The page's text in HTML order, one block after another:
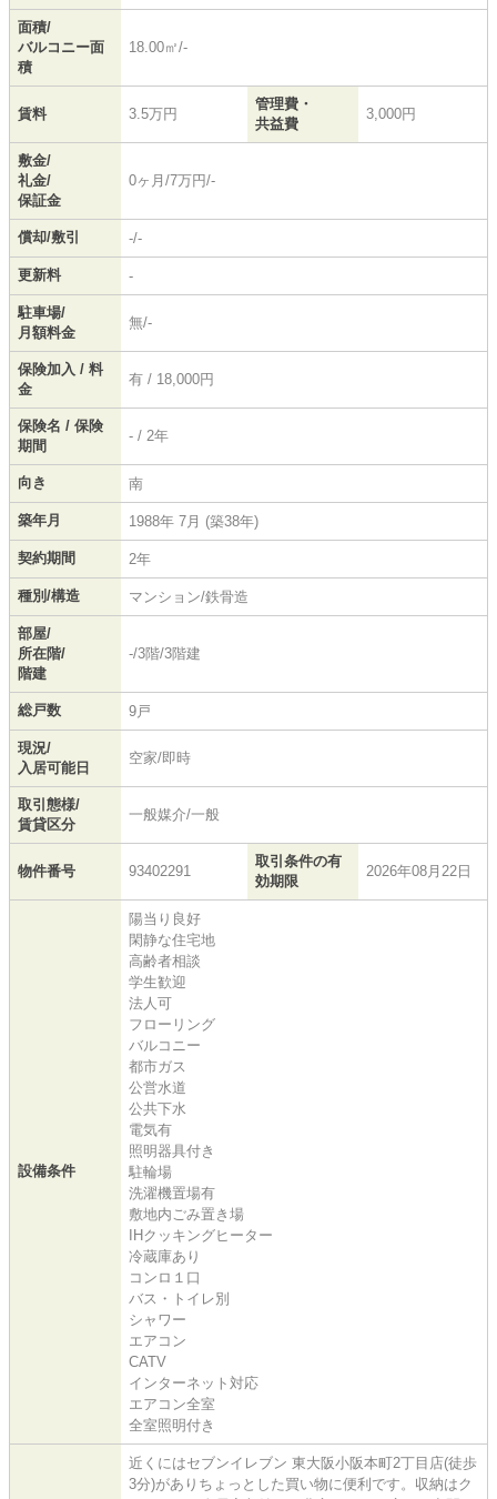
面積/
バルコニー面
積
18.00㎡/-
賃料 3.5万円
管理費・
共益費
3,000円
敷金/
礼金/
保証金
0ヶ月/7万円/-
償却/敷引 -/-
更新料 -
駐車場/
月額料金
無/-
保険加入 / 料
金
有 / 18,000円
保険名 / 保険
期間
- / 2年
向き 南
築年月 1988年 7月 (築38年)
契約期間 2年
種別/構造 マンション/鉄骨造
部屋/
所在階/
階建
-/3階/3階建
総戸数 9戸
現況/
入居可能日
空家/即時
取引態様/
賃貸区分
一般媒介/一般
物件番号 93402291
取引条件の有
効期限
2026年08月22日
設備条件
陽当り良好
閑静な住宅地
高齢者相談
学生歓迎
法人可
フローリング
バルコニー
都市ガス
公営水道
公共下水
電気有
照明器具付き
駐輪場
洗濯機置場有
敷地内ごみ置き場
IHクッキングヒーター
冷蔵庫あり
コンロ１口
バス・トイレ別
シャワー
エアコン
CATV
インターネット対応
エアコン全室
全室照明付き
近くにはセブンイレブン 東大阪小阪本町2丁目店(徒歩
3分)がありちょっとした買い物に便利です。収納はク